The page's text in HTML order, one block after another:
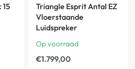
Triangle Esprit Antal EZ
Vloerstaande
Luidspreker
Op voorraad
€1.799,00